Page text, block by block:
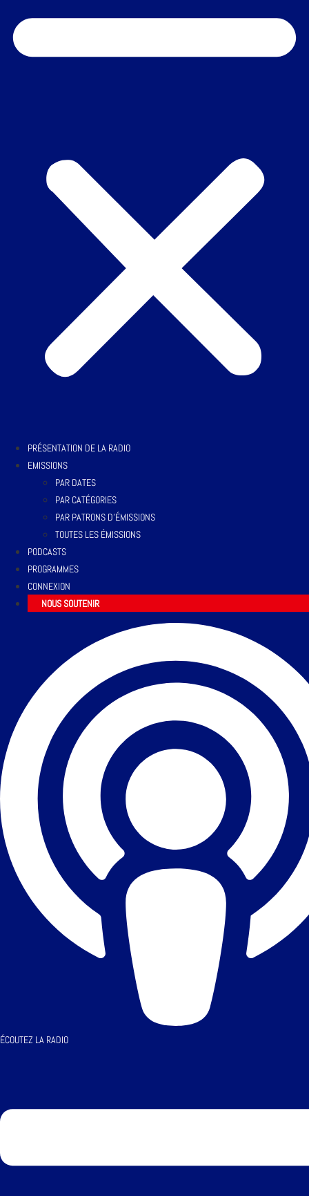
PRÉSENTATION DE LA RADIO
EMISSIONS
PAR DATES
PAR CATÉGORIES
PAR PATRONS D’ÉMISSIONS
TOUTES LES ÉMISSIONS
PODCASTS
PROGRAMMES
CONNEXION
NOUS SOUTENIR
ÉCOUTEZ LA RADIO